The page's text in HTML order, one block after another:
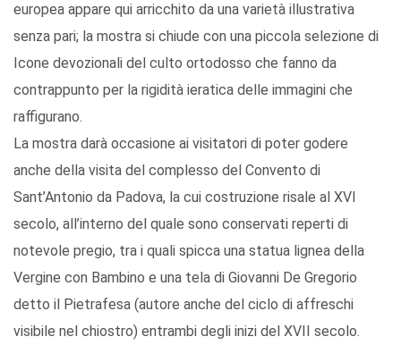
europea appare qui arricchito da una varietà illustrativa
senza pari; la mostra si chiude con una piccola selezione di
Icone devozionali del culto ortodosso che fanno da
contrappunto per la rigidità ieratica delle immagini che
raffigurano.
La mostra darà occasione ai visitatori di poter godere
anche della visita del complesso del Convento di
Sant’Antonio da Padova, la cui costruzione risale al XVI
secolo, all’interno del quale sono conservati reperti di
notevole pregio, tra i quali spicca una statua lignea della
Vergine con Bambino e una tela di Giovanni De Gregorio
detto il Pietrafesa (autore anche del ciclo di affreschi
visibile nel chiostro) entrambi degli inizi del XVII secolo.